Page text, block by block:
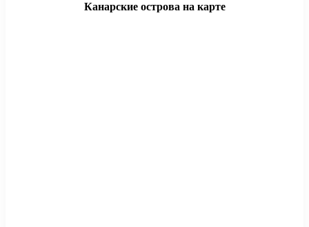
Канарские острова на карте